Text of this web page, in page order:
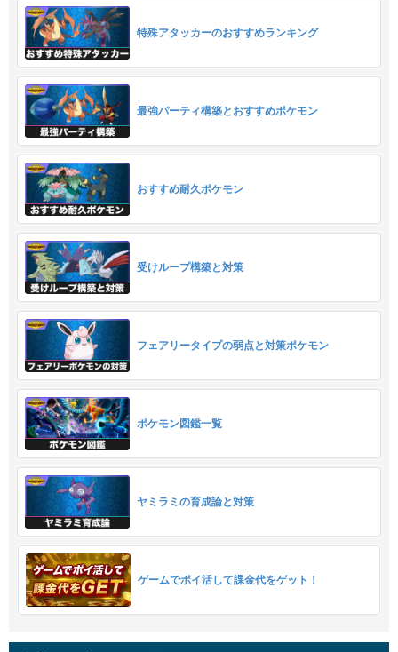
特殊アタッカーのおすすめランキング
最強パーティ構築とおすすめポケモン
おすすめ耐久ポケモン
受けループ構築と対策
フェアリータイプの弱点と対策ポケモン
ポケモン図鑑一覧
ヤミラミの育成論と対策
ゲームでポイ活して課金代をゲット！